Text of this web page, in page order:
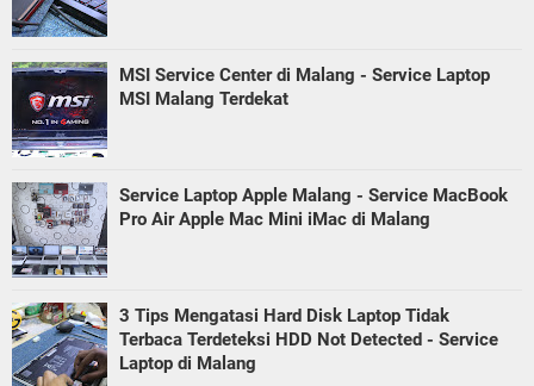
MSI Service Center di Malang - Service Laptop
MSI Malang Terdekat
Service Laptop Apple Malang - Service MacBook
Pro Air Apple Mac Mini iMac di Malang
3 Tips Mengatasi Hard Disk Laptop Tidak
Terbaca Terdeteksi HDD Not Detected - Service
Laptop di Malang